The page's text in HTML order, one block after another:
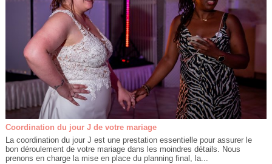
Coordination du jour J de votre mariage
La coordination du jour J est une prestation essentielle pour assurer le
bon déroulement de votre mariage dans les moindres détails. Nous
prenons en charge la mise en place du planning final, la...